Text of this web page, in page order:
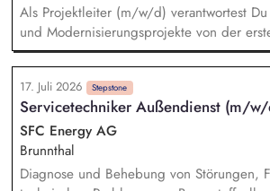
Als Projektleiter (m/w/d) verantwortest
und Modernisierungsprojekte von der
bis zur Übergabe – mit Schwerpunkt auf
Photovoltaik und Dachsanierungen. Die
Projektmanagement, eigene
Kundenberatung mit einem Anteil
Bauüberwachung: Du bist regelmäßig auf
und bei Kunden vor Ort (ca. 20–30 %,
den Rest Deiner Arbeit gestaltest Du
17. Juli 2026 Stepstone
Servicetechniker Außendienst (m/
SFC Energy AG
Brunnthal
Diagnose und Behebung von Störungen,